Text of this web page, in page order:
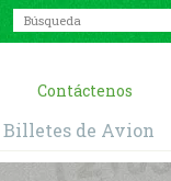
Contáctenos
Billetes de Avion